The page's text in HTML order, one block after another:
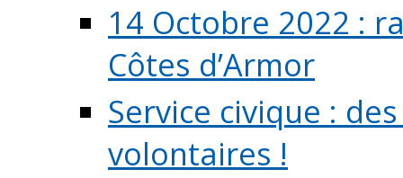
14 Octobre 2022 :
Côtes d’Armor
Service civique :
volontaires !